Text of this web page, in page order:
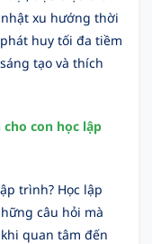
xu hướng thời
huy tối đa tiềm
tạo và thích
cho con học lập
trình? Học lập
câu hỏi mà
quan tâm đến